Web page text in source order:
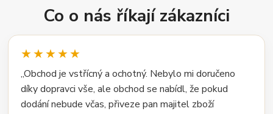
Co o nás říkají zákazníci
★★★★★
„Obchod je vstřícný a ochotný. Nebylo mi doručeno
díky dopravci vše, ale obchod se nabídl, že pokud
dodání nebude včas, přiveze pan majitel zboží